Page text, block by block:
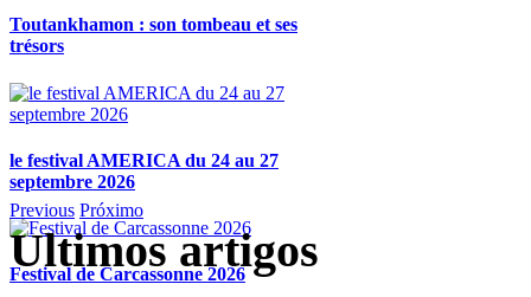
Toutankhamon : son tombeau et ses
trésors
le festival AMERICA du 24 au 27
septembre 2026
Festival de Carcassonne 2026
Previous Próximo
Ultimos artigos